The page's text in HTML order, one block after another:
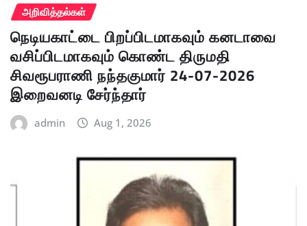
அறிவித்தல்கள்
நெடியகாட்டை பிறப்பிடமாகவும் கனடாவை
வசிப்பிடமாகவும் கொண்ட திருமதி
சிவரூபராணி நந்தகுமார் 24-07-2026
இறைவனடி சேர்ந்தார்
admin Aug 1, 2026